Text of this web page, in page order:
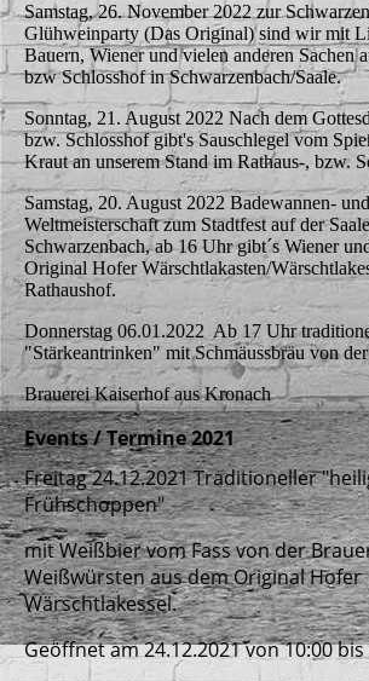
Samstag, 26. November 2022 zur
Glühweinparty (Das Original) sind wir mit
Bauern, Wiener und vielen anderen Sachen
bzw Schlosshof in Schwarzenbach/Saale.
Sonntag, 21. August 2022 Nach dem
bzw. Schlosshof gibt's Sauschlegel vom
Kraut an unserem Stand im Rathaus-, bzw.
Samstag, 20. August 2022 Badewannen-
Weltmeisterschaft zum Stadtfest auf der
Schwarzenbach, ab 16 Uhr gibt´s Wiener
Original Hofer Wärschtlakasten/
Rathaushof.
Donnerstag 06.01.2022 Ab 17 Uhr
"Stärkeantrinken" mit Schmäussbräu von
Brauerei Kaiserhof aus Kronach
Events / Termine 2021
Freitag 24.12.2021 Traditioneller
Frühschoppen"
mit Weißbier vom Fass von der
Weißwürsten aus dem Original Hofer
Wärschtlakessel.
Geöffnet am 24.12.2021 von 10:00